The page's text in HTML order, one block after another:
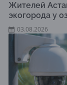
Жителей
экогорода у
03.08.2026